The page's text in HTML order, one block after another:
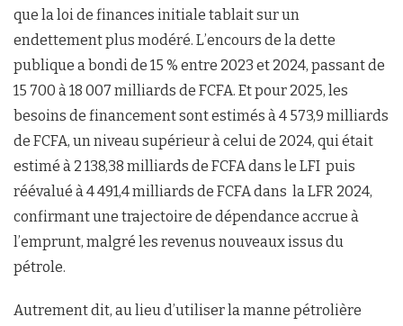
que la loi de finances initiale tablait sur un
endettement plus modéré. L’encours de la dette
publique a bondi de 15 % entre 2023 et 2024, passant de
15 700 à 18 007 milliards de FCFA. Et pour 2025, les
besoins de financement sont estimés à 4 573,9 milliards
de FCFA, un niveau supérieur à celui de 2024, qui était
estimé à 2 138,38 milliards de FCFA dans le LFI puis
réévalué à 4 491,4 milliards de FCFA dans la LFR 2024,
confirmant une trajectoire de dépendance accrue à
l’emprunt, malgré les revenus nouveaux issus du
pétrole.
Autrement dit, au lieu d’utiliser la manne pétrolière